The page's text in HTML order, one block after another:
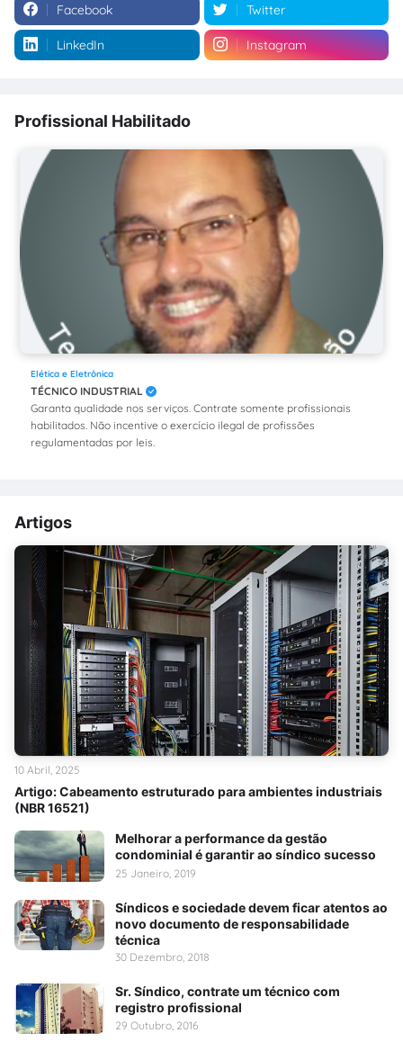
Facebook Twitter
LinkedIn Instagram
Profissional Habilitado
Elética e Eletrônica
TÉCNICO INDUSTRIAL
Garanta qualidade nos serviços. Contrate somente profissionais
habilitados. Não incentive o exercício ilegal de profissões
regulamentadas por leis.
Artigos
Artigo: Cabeamento estruturado para ambientes industriais
(NBR 16521)
10 Abril, 2025
Melhorar a performance da gestão
condominial é garantir ao síndico sucesso
25 Janeiro, 2019
Síndicos e sociedade devem ficar atentos ao
novo documento de responsabilidade
técnica
30 Dezembro, 2018
Sr. Síndico, contrate um técnico com
registro profissional
29 Outubro, 2016